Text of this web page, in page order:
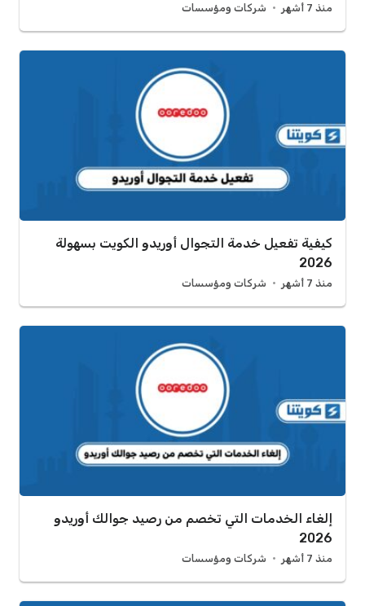
منذ 7 أشهر شركات ومؤسسات
كيفية تفعيل خدمة التجوال أوريدو الكويت بسهولة
2026
منذ 7 أشهر شركات ومؤسسات
إلغاء الخدمات التي تخصم من رصيد جوالك أوريدو
2026
منذ 7 أشهر شركات ومؤسسات